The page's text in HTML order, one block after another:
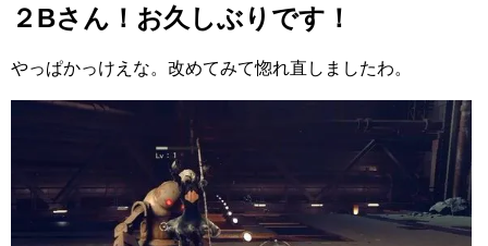
２Bさん！お久しぶりです！
やっぱかっけえな。改めてみて惚れ直しましたわ。